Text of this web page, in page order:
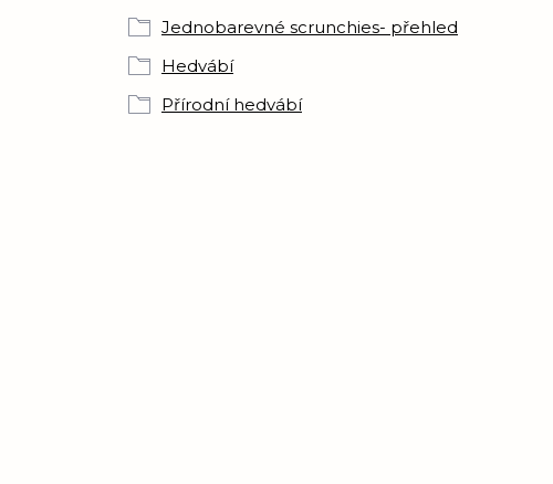
Jednobarevné scrunchies- přehled
Hedvábí
Přírodní hedvábí